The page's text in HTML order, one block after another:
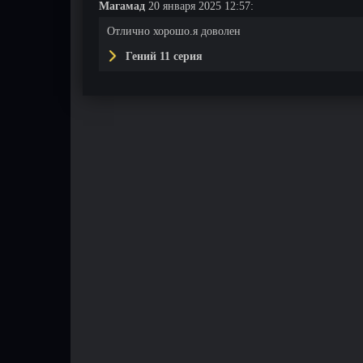
Магамад 20 января 2025 12:57:
Отлично хорошо.я доволен
Гений 11 серия